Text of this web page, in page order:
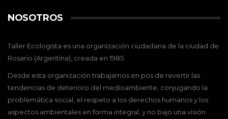
NOSOTROS
Taller Ecologista es una organización ciudadana de la ciudad de
Rosario (Argentina), creada en 1985.
Desde esta organización trabajamos en pos de revertir las
tendencias de deterioro del medioambiente, conjugando la
problemática social, el respeto a los derechos humanos y los
aspectos ambientales en forma integral, y no bajo una visión